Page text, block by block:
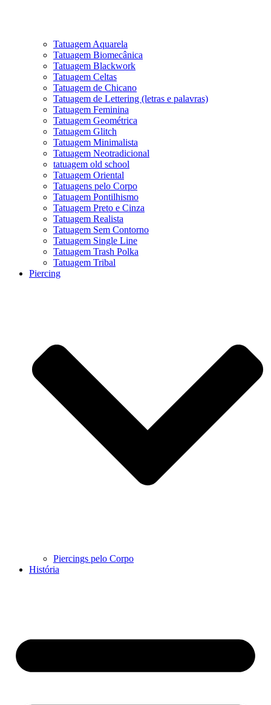
Tatuagem Aquarela
Tatuagem Biomecânica
Tatuagem Blackwork
Tatuagem Celtas
Tatuagem de Chicano
Tatuagem de Lettering (letras e palavras)
Tatuagem Feminina
Tatuagem Geométrica
Tatuagem Glitch
Tatuagem Minimalista
Tatuagem Neotradicional
tatuagem old school
Tatuagem Oriental
Tatuagens pelo Corpo
Tatuagem Pontilhismo
Tatuagem Preto e Cinza
Tatuagem Realista
Tatuagem Sem Contorno
Tatuagem Single Line
Tatuagem Trash Polka
Tatuagem Tribal
Piercing
Piercings pelo Corpo
História